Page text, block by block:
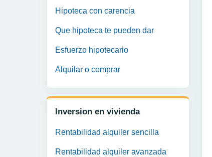
Hipoteca con carencia
Que hipoteca te pueden dar
Esfuerzo hipotecario
Alquilar o comprar
Inversion en vivienda
Rentabilidad alquiler sencilla
Rentabilidad alquiler avanzada